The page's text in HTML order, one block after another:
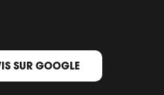
SUR GOOGLE